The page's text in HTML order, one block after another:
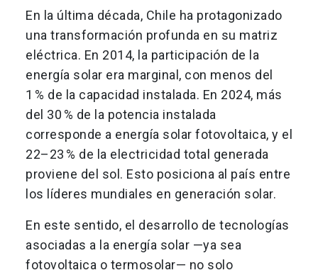
En la última década, Chile ha protagonizado
una transformación profunda en su matriz
eléctrica. En 2014, la participación de la
energía solar era marginal, con menos del
1 % de la capacidad instalada. En 2024, más
del 30 % de la potencia instalada
corresponde a energía solar fotovoltaica, y el
22–23 % de la electricidad total generada
proviene del sol. Esto posiciona al país entre
los líderes mundiales en generación solar.
En este sentido, el desarrollo de tecnologías
asociadas a la energía solar —ya sea
fotovoltaica o termosolar— no solo